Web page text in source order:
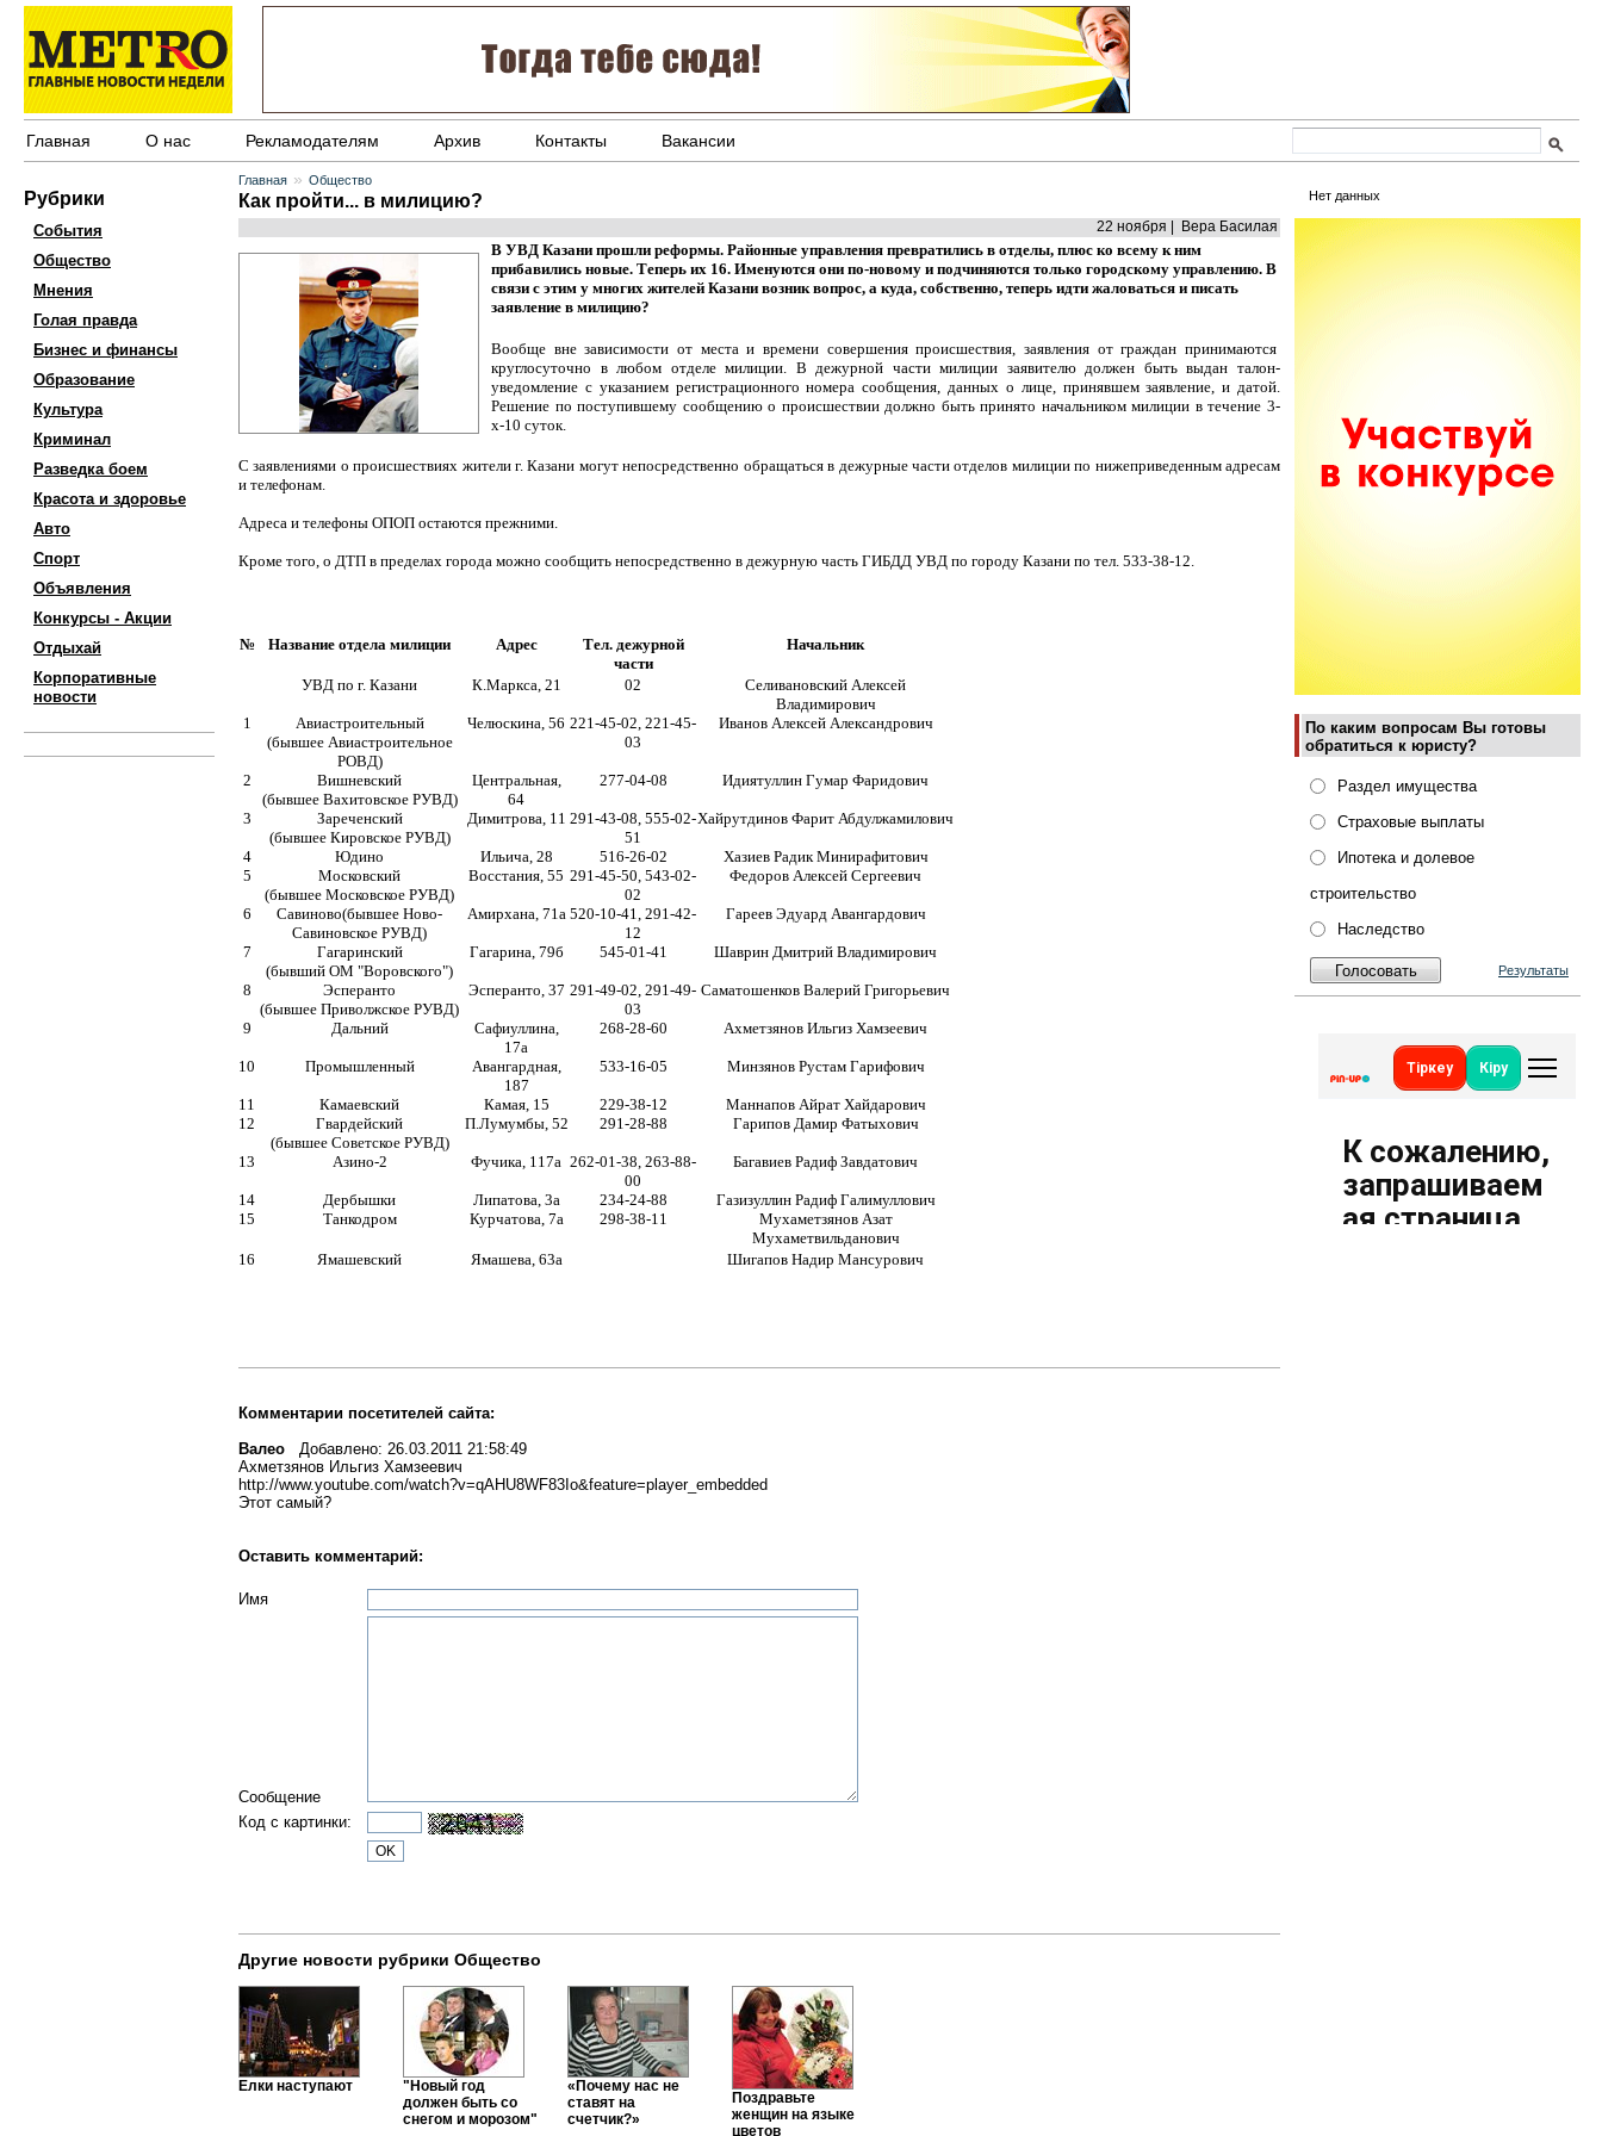
Главная О нас Рекламодателям Архив Контакты Вакансии
Рубрики
События
Общество
Мнения
Голая правда
Бизнес и финансы
Образование
Культура
Криминал
Разведка боем
Красота и здоровье
Авто
Спорт
Объявления
Конкурсы - Акции
Отдыхай
Корпоративные
новости
Нет данных
По каким вопросам Вы готовы
обратиться к юристу?
Раздел имущества
Страховые выплаты
Ипотека и долевое
строительство
Наследство
Результаты
Главная » Общество
Как пройти... в милицию?
22 ноября | Вера Басилая
В УВД Казани прошли реформы. Районные управления превратились в отделы, плюс ко всему к ним
прибавились новые. Теперь их 16. Именуются они по-новому и подчиняются только городскому управлению. В
связи с этим у многих жителей Казани возник вопрос, а куда, собственно, теперь идти жаловаться и писать
заявление в милицию?
Вообще вне зависимости от места и времени совершения происшествия, заявления от граждан принимаются
круглосуточно в любом отделе милиции. В дежурной части милиции заявителю должен быть выдан талон-
уведомление с указанием регистрационного номера сообщения, данных о лице, принявшем заявление, и датой.
Решение по поступившему сообщению о происшествии должно быть принято начальником милиции в течение 3-
х-10 суток.
С заявлениями о происшествиях жители г. Казани могут непосредственно обращаться в дежурные части отделов милиции по нижеприведенным адресам
и телефонам.
Адреса и телефоны ОПОП остаются прежними.
Кроме того, о ДТП в пределах города можно сообщить непосредственно в дежурную часть ГИБДД УВД по городу Казани по тел. 533-38-12.
№ Название отдела милиции Адрес
Тел. дежурной
части
Начальник
УВД по г. Казани К.Маркса, 21 02
Селивановский Алексей
Владимирович
1
Авиастроительный
(бывшее Авиастроительное
РОВД)
Челюскина, 56 221-45-02, 221-45-
03
Иванов Алексей Александрович
2
Вишневский
(бывшее Вахитовское РУВД)
Центральная,
64
277-04-08 Идиятуллин Гумар Фаридович
3
Зареченский
(бывшее Кировское РУВД)
Димитрова, 11 291-43-08, 555-02-
51
Хайрутдинов Фарит Абдулжамилович
4 Юдино Ильича, 28 516-26-02
Хазиев Радик Минирафитович
5
Московский
(бывшее Московское РУВД)
Восстания, 55 291-45-50, 543-02-
02
Федоров Алексей Сергеевич
6
Савиново(бывшее Ново-
Савиновское РУВД)
Амирхана, 71а 520-10-41, 291-42-
12
Гареев Эдуард Авангардович
7
Гагаринский
(бывший ОМ "Воровского")
Гагарина, 79б 545-01-41 Шаврин Дмитрий Владимирович
8
Эсперанто
(бывшее Приволжское РУВД)
Эсперанто, 37 291-49-02, 291-49-
03
Саматошенков Валерий Григорьевич
9 Дальний
Сафиуллина,
17а
268-28-60 Ахметзянов Ильгиз Хамзеевич
10 Промышленный
Авангардная,
187
533-16-05 Минзянов Рустам Гарифович
11 Камаевский Камая, 15 229-38-12
Маннапов Айрат Хайдарович
12
Гвардейский
(бывшее Советское РУВД)
П.Лумумбы, 52 291-28-88 Гарипов Дамир Фатыхович
13 Азино-2 Фучика, 117а 262-01-38, 263-88-
00
Багавиев Радиф Завдатович
14 Дербышки Липатова, 3а 234-24-88
Газизуллин Радиф Галимуллович
15
Танкодром Курчатова, 7а 298-38-11
Мухаметзянов Азат
Мухаметвильданович
16
Ямашевский Ямашева, 63а Шигапов Надир Мансурович
Комментарии посетителей сайта:
Валео Добавлено: 26.03.2011 21:58:49
Ахметзянов Ильгиз Хамзеевич
http://www.youtube.com/watch?v=qAHU8WF83Io&feature=player_embedded
Этот самый?
Оставить комментарий:
Имя
Сообщение
Код с картинки:
Другие новости рубрики Общество
Елки наступают
"Новый год
должен быть со
снегом и морозом"
«Почему нас не
ставят на
счетчик?»
Поздравьте
женщин на языке
цветов